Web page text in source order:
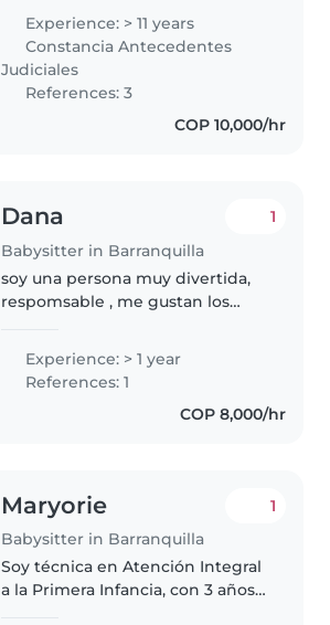
colaboradora . Muy cuidadosa
con los niños fui madre
comunitaria . Con deseos de
trabajar..
Experience: > 11 years
Constancia Antecedentes
Judiciales
References: 3
COP 10,000/hr
Dana
Babysitter in Barranquilla
1
soy una persona muy divertida,
respomsable , me gustan los
Barranquilla ,tengo paciencia
para los niños , los ayudo con
Experience: > 1 year
References: 1
COP 8,000/hr
Maryorie
Babysitter in Barranquilla
1
Soy técnica en Atención Integral
a la Primera Infancia, con 3 años